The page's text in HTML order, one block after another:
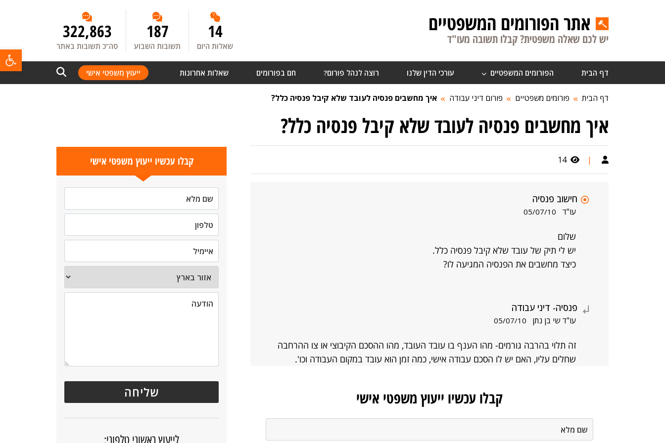
אתר הפורומים המשפטיים
יש לכם שאלה משפטית? קבלו תשובה מעו"ד 14
שאלות היום
187
תשובות השבוע
322,863
סה”כ תשובות באתר
דף הבית הפורומים המשפטיים עורכי הדין שלנו רוצה לנהל פורום? חם בפורומים שאלות אחרונות ייעוץ משפטי אישי
דף הבית פורומים משפטיים פורום דיני עבודה איך מחשבים פנסיה לעובד שלא קיבל פנסיה כלל?
איך מחשבים פנסיה לעובד שלא קיבל פנסיה כלל?
|
14
חישוב פנסיה
עו"ד 05/07/10
שלום
יש לי תיק של עובד שלא קיבל פנסיה כלל.
כיצד מחשבים את הפנסיה המגיעה לו?
פנסיה- דיני עבודה
עו"ד שי בן נתן 05/07/10
זה תלוי בהרבה גורמים- מהו הענף בו עובד העובד, מהו ההסכם הקיבוצי או צו ההרחבה
שחלים עליו, האם יש לו הסכם עבודה אישי, כמה זמן הוא עובד במקום העבודה וכו'.
קבלו עכשיו ייעוץ משפטי אישי
קבלו עכשיו ייעוץ משפטי אישי
לייעוץ ראשוני טלפוני: